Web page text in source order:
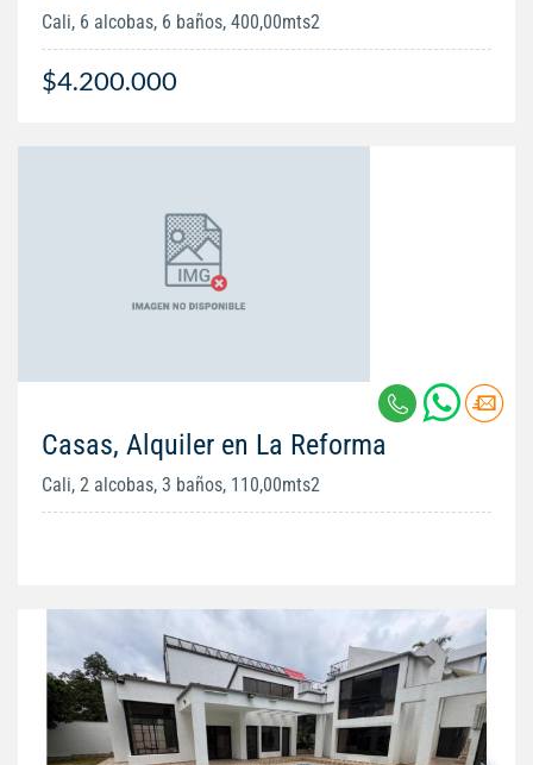
Cali, 6 alcobas, 6 baños, 400,00mts2
$4.200.000
Casas, Alquiler en La Reforma
Cali, 2 alcobas, 3 baños, 110,00mts2